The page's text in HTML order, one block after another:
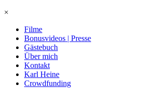
×
Filme
Bonusvideos | Presse
Gästebuch
Über mich
Kontakt
Karl Heine
Crowdfunding